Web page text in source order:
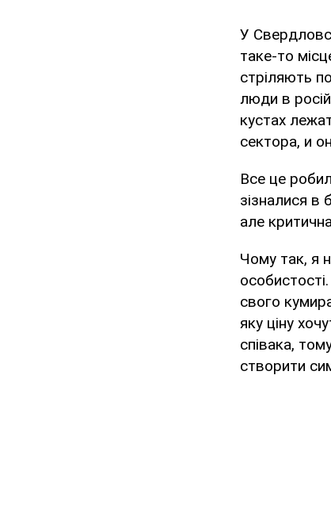
У
таке-то
стріляють
люди в
кустах
сектора, и
Все це
зізналися в
але
Чому так, я
свого
яку ціну
співака,
створити